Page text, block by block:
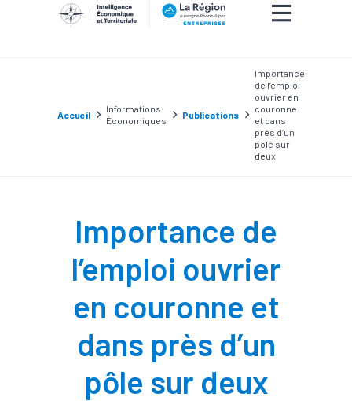
Accueil
Informations
Économiques
Publications
Importance
de l’emploi
ouvrier en
couronne
et dans
près d’un
pôle sur
deux
Importance de
l’emploi ouvrier
en couronne et
dans près d’un
pôle sur deux